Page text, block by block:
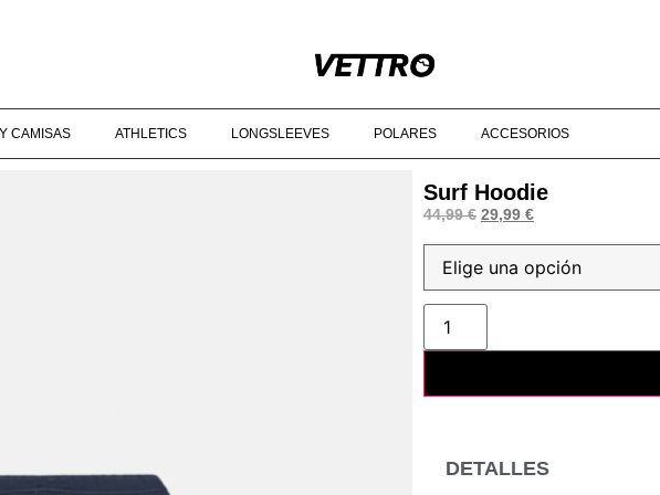
CAMISAS ATHLETICS LONGSLEEVES POLARES ACCESORIOS
Surf Hoodie
44,99€ 29,99 €
DETALLES